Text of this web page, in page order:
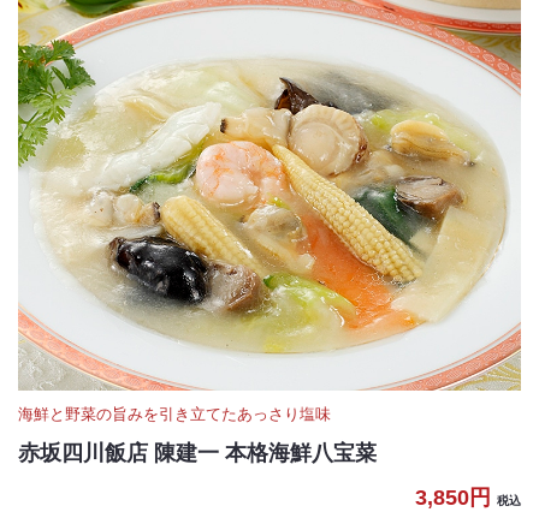
海鮮と野菜の旨みを引き立てたあっさり塩味
赤坂四川飯店 陳建一 本格海鮮八宝菜
3,850円
税込